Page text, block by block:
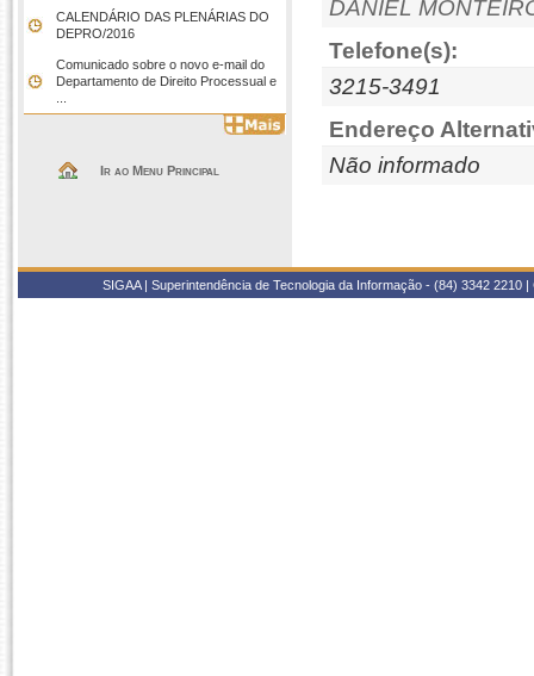
CALENDÁRIO DAS PLENÁRIAS DO
DEPRO/2016
Comunicado sobre o novo e-mail do
Departamento de Direito Processual e
Ir ao Menu Principal
DANIEL
Telefone(s):
3215-3491
Endereço
Não informado
SIGAA | Superintendência de Tecnologia da Informação - (84) 3342